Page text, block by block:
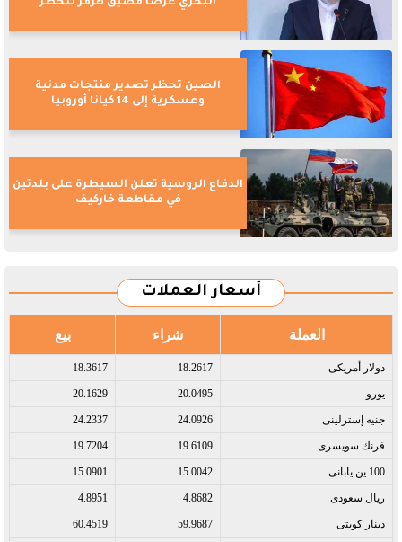
الصين تحظر تصدير منتجات مدنية
وعسكرية إلى 14 كيانا أوروبيا
الدفاع الروسية تعلن السيطرة على بلدتين
في مقاطعة خاركيف
أسعار العملات
العملة شراء بيع
دولار أمريكى​ 18.2617
18.3617
يورو​ 20.0495
20.1629
جنيه إسترلينى​ 24.0926
24.2337
فرنك سويسرى​ 19.6109
19.7204
100 ين يابانى​ 15.0042
15.0901
ريال سعودى​ 4.8682
4.8951
دينار كويتى​ 59.9687
60.4519